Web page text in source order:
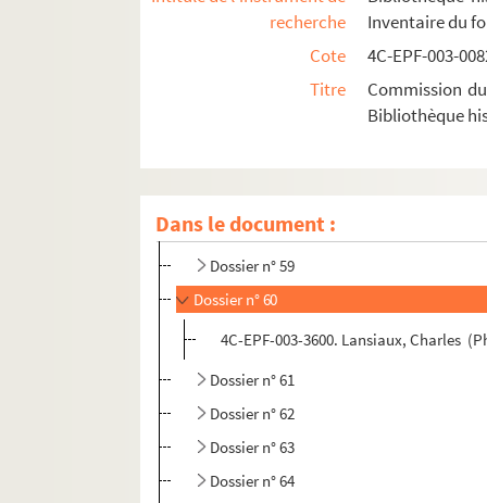
recherche
Inventaire du
Cote
4C-EPF-003-
Titre
Commission
Bibliothèque
Dans le document :
Dossier n° 53
Dossier n° 53 bis
Dossier n° 56
Dossier n° 57
Dossier n° 58
Dossier n° 59
Dossier n° 60
4C-EPF-003-3600. Lansiaux, Charles
Dossier n° 61
Dossier n° 62
Dossier n° 63
Dossier n° 64